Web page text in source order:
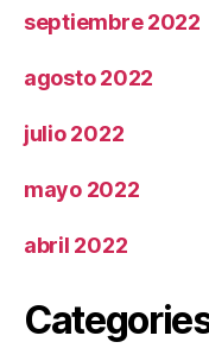
septiembre 2022
agosto 2022
julio 2022
mayo 2022
abril 2022